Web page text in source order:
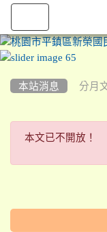
本站消息 分月
本文已不
本文已不開放！
:::